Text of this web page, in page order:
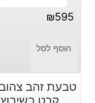
₪595
הוסף לסל
קרט בשיבוץ